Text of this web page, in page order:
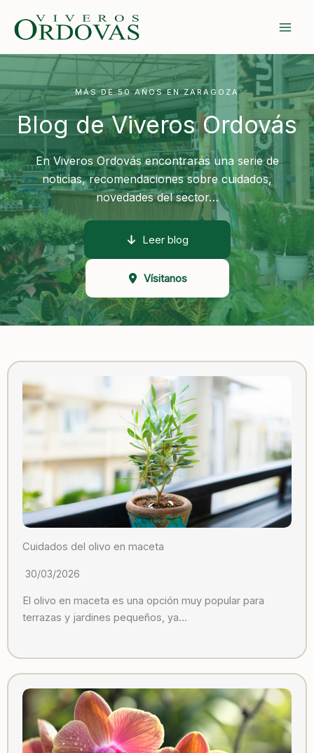
contenido
MÁS DE 50 AÑOS EN ZARAGOZA
Blog de Viveros Ordovás
En Viveros Ordovás encontrarás una serie de
noticias, recomendaciones sobre cuidados,
novedades del sector…
Leer blog
Vísitanos
Cuidados del olivo en maceta
30/03/2026
El olivo en maceta es una opción muy popular para
terrazas y jardines pequeños, ya…